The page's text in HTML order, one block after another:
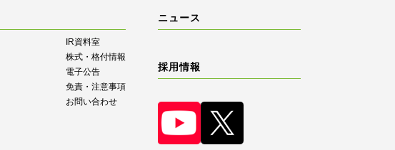
IR資料室
株式・格付情報
電子公告
免責・注意事項
お問い合わせ
ニュース
採用情報